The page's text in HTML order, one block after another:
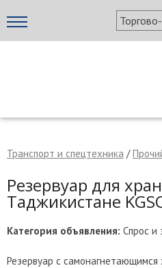
Транспорт и спецтехника /
Резервуар для
Таджикистане
Категория объявления: Спрос и
Резервуар с
×